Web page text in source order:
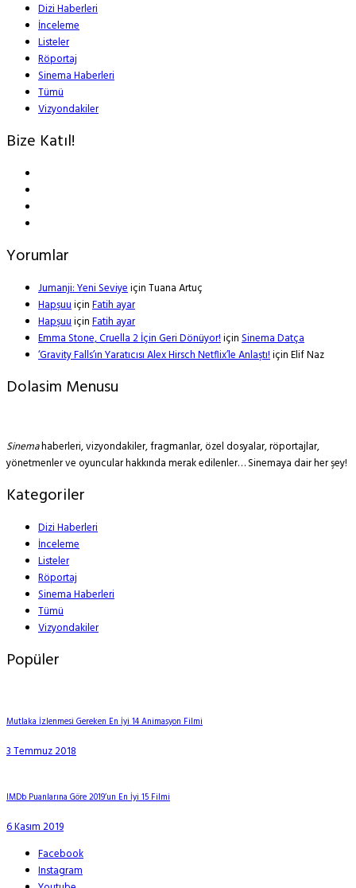
Dizi Haberleri
İnceleme
Listeler
Röportaj
Sinema Haberleri
Tümü
Vizyondakiler
Bize Katıl!
Yorumlar
Jumanji: Yeni SeviyeiçinTuana Artuç
HapşuuiçinFatih ayar
HapşuuiçinFatih ayar
Emma Stone, Cruella 2 İçin Geri Dönüyor!içinSinema Datça
‘Gravity Falls’ın Yaratıcısı Alex Hirsch Netflix’le Anlaştı!içinElif Naz
Dolasim Menusu
Sinemahaberleri, vizyondakiler, fragmanlar, özel dosyalar, röportajlar,
yönetmenler ve oyuncular hakkında merak edilenler… Sinemaya dair her şey!
Kategoriler
Dizi Haberleri
İnceleme
Listeler
Röportaj
Sinema Haberleri
Tümü
Vizyondakiler
Popüler
Mutlaka İzlenmesi Gereken En İyi 14 Animasyon Filmi
3 Temmuz 2018
IMDb Puanlarına Göre 2019’un En İyi 15 Filmi
6 Kasım 2019
Facebook
Instagram